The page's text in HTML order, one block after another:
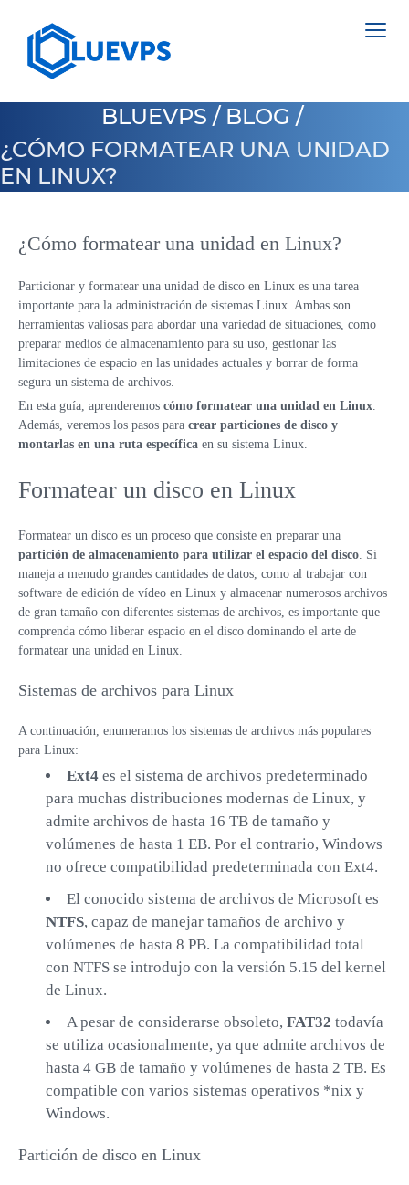
VPS INGLATERRA
VPS HONG KONG
VPS CHIPRE
VPS ESTADOS UNIDOS >
VPS LOS ÁNGELES
VPS ATLANTA
VPS CANADÁ
VPS POLONIA
VPS FRANCIA
VPS ALEMANIA >
FRÁNCFORT VPS
VPS ESTONIA
VPS AUSTRALIA
VPS SINGAPUR
VPS ESPAÑA
VPS BULGARIA
VPS ISRAEL
SERVIDORES DEDICADOS >
NETHERLANDS
POLAND
ESTONIA
CYPRUS
SWEDEN
VPS DE 10 GBPS
VPS DE ALTA CARGA
COLOCACIÓN
BLUEVPS / BLOG /
¿CÓMO FORMATEAR UNA UNIDAD
EN LINUX?
¿Cómo formatear una unidad en Linux?
Particionar y formatear una unidad de disco en Linux es una tarea
importante para la administración de sistemas Linux. Ambas son
herramientas valiosas para abordar una variedad de situaciones, como
preparar medios de almacenamiento para su uso, gestionar las
limitaciones de espacio en las unidades actuales y borrar de forma
segura un sistema de archivos.
En esta guía, aprenderemos cómo formatear una unidad en Linux.
Además, veremos los pasos para crear particiones de disco y
montarlas en una ruta específica en su sistema Linux.
Formatear un disco en Linux
Formatear un disco es un proceso que consiste en preparar una
partición de almacenamiento para utilizar el espacio del disco. Si
maneja a menudo grandes cantidades de datos, como al trabajar con
software de edición de vídeo en Linux y almacenar numerosos archivos
de gran tamaño con diferentes sistemas de archivos, es importante que
comprenda cómo liberar espacio en el disco dominando el arte de
formatear una unidad en Linux.
Sistemas de archivos para Linux
A continuación, enumeramos los sistemas de archivos más populares
para Linux:
Ext4 es el sistema de archivos predeterminado
para muchas distribuciones modernas de Linux, y
admite archivos de hasta 16 TB de tamaño y
volúmenes de hasta 1 EB. Por el contrario, Windows
no ofrece compatibilidad predeterminada con Ext4.
El conocido sistema de archivos de Microsoft es
NTFS, capaz de manejar tamaños de archivo y
volúmenes de hasta 8 PB. La compatibilidad total
con NTFS se introdujo con la versión 5.15 del kernel
de Linux.
A pesar de considerarse obsoleto, FAT32 todavía
se utiliza ocasionalmente, ya que admite archivos de
hasta 4 GB de tamaño y volúmenes de hasta 2 TB. Es
compatible con varios sistemas operativos *nix y
Windows.
Partición de disco en Linux